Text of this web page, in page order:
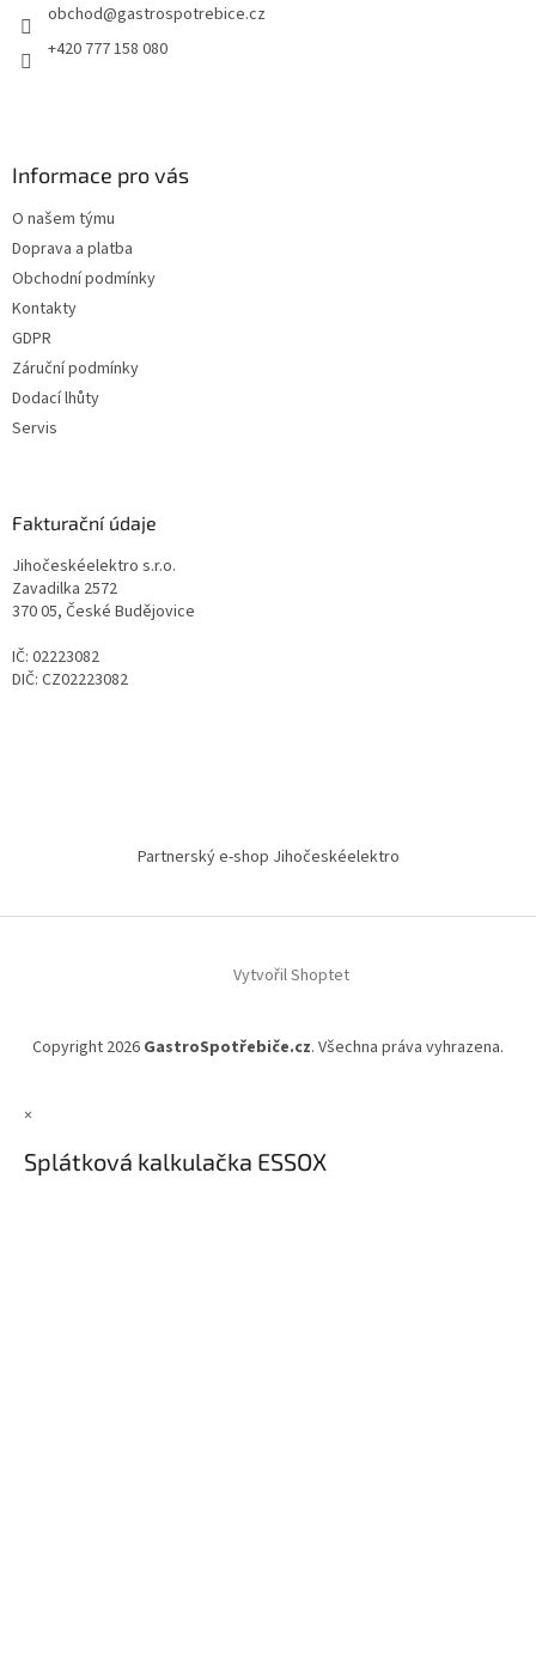
obchod@gastrospotrebice.cz
+420 777 158 080
Informace pro vás
O našem týmu
Doprava a platba
Obchodní podmínky
Kontakty
GDPR
Záruční podmínky
Dodací lhůty
Servis
Fakturační údaje
Jihočeskéelektro s.r.o.
Zavadilka 2572
370 05, České Budějovice
IČ: 02223082
DIČ: CZ02223082
Partnerský e-shop Jihočeskéelektro
Vytvořil Shoptet
Copyright 2026 GastroSpotřebiče.cz. Všechna práva vyhrazena.
×
Splátková kalkulačka ESSOX